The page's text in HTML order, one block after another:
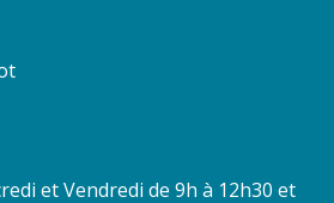
et Vendredi de 9h à 12h30 et